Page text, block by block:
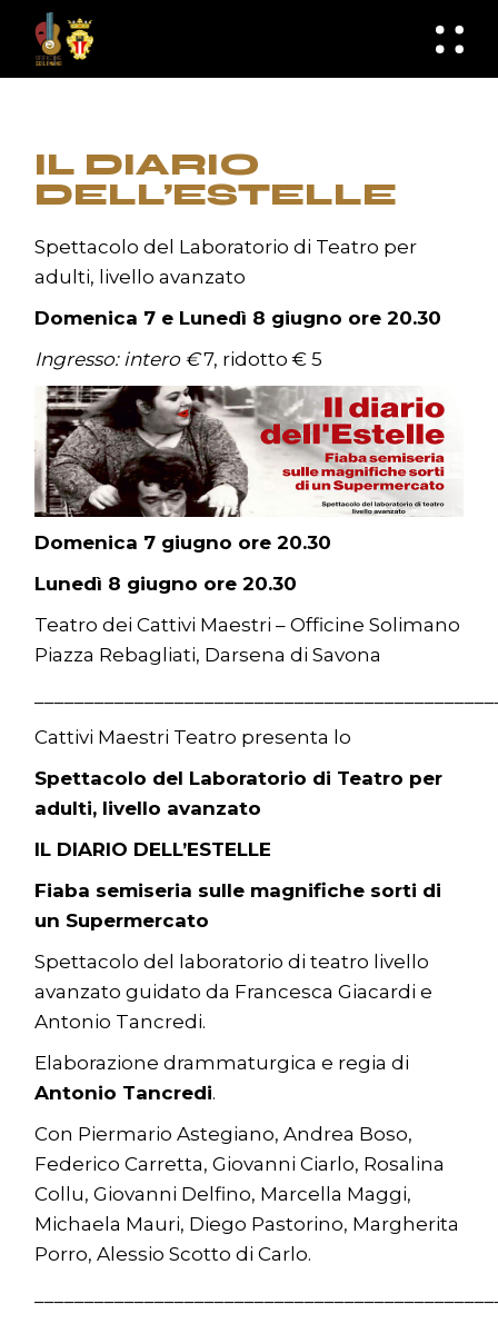
content
IL DIARIO
DELL’ESTELLE
Spettacolo del Laboratorio di Teatro per
adulti, livello avanzato
Domenica 7 e Lunedì 8 giugno ore 20.30
Ingresso: intero €7, ridotto € 5
Domenica 7 giugno ore 20.30
Lunedì 8 giugno ore 20.30
Teatro dei Cattivi Maestri – Officine Solimano
Piazza Rebagliati, Darsena di Savona
Cattivi Maestri Teatro presenta lo
Spettacolo del Laboratorio di Teatro per
adulti, livello avanzato
IL DIARIO DELL’ESTELLE
Fiaba semiseria sulle magnifiche sorti di
un Supermercato
Spettacolo del laboratorio di teatro livello
avanzato guidato da Francesca Giacardi e
Antonio Tancredi.
Elaborazione drammaturgica e regia di
Antonio Tancredi.
Con Piermario Astegiano, Andrea Boso,
Federico Carretta, Giovanni Ciarlo, Rosalina
Collu, Giovanni Delfino, Marcella Maggi,
Michaela Mauri, Diego Pastorino, Margherita
Porro, Alessio Scotto di Carlo.